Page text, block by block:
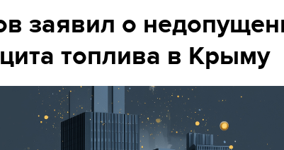
Экономика
Спорт
заявил о
топлива в Крыму